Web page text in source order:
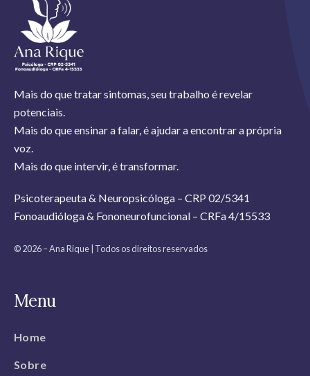
Mais do que tratar sintomas, seu trabalho é revelar
potenciais.
Mais do que ensinar a falar, é ajudar a encontrar a própria
voz.
Mais do que intervir, é transformar.
Psicoterapeuta & Neuropsicóloga – CRP 02/5341
Fonoaudióloga & Fononeurofuncional – CRFa 4/15533
© 2026 – Ana Rique | Todos os direitos reservados
Menu
Home
Sobre